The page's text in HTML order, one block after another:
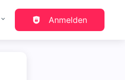
Anmelden